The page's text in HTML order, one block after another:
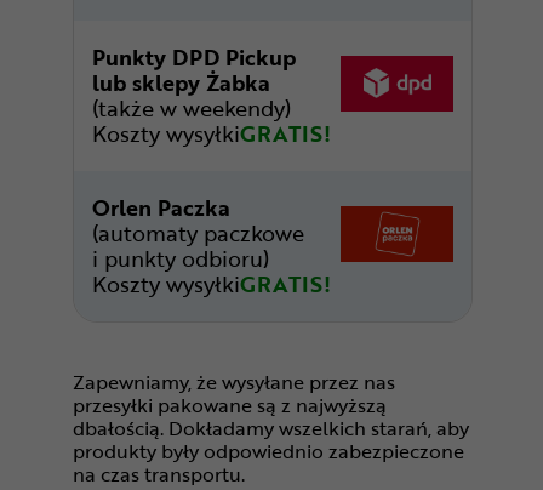
Punkty DPD Pickup
lub sklepy Żabka
(także w weekendy)
Koszty wysyłkiGRATIS!
Orlen Paczka
(automaty paczkowe
i punkty odbioru)
Koszty wysyłkiGRATIS!
Zapewniamy, że wysyłane przez nas
przesyłki pakowane są z najwyższą
dbałością. Dokładamy wszelkich starań, aby
produkty były odpowiednio zabezpieczone
na czas transportu.